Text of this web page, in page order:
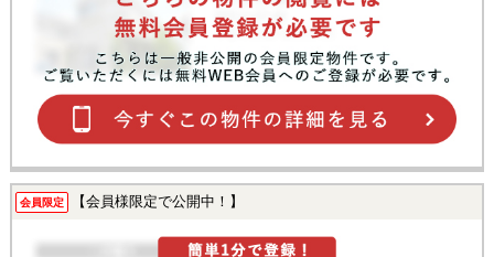
会員限定 【会員様限定で公開中！】